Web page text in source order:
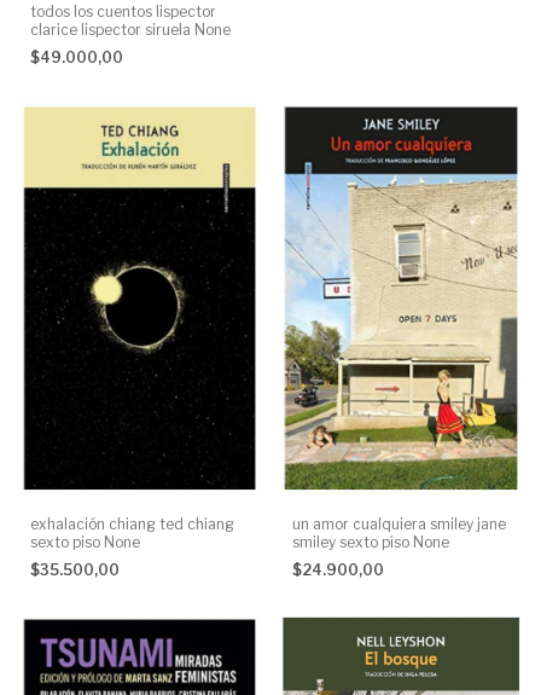
todos los cuentos lispector
clarice lispector siruela None
$49.000,00
exhalación chiang ted chiang
sexto piso None
$35.500,00
un amor cualquiera smiley jane
smiley sexto piso None
$24.900,00